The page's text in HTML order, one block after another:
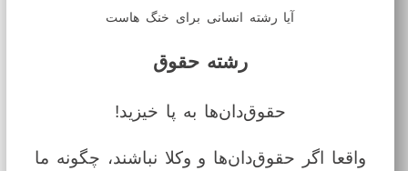
آیا رشته انسانی برای خنگ هاست
رشته حقوق
حقوق‌دان‌ها به پا خیزید!
واقعا اگر حقوق‌دان‌ها و وکلا نباشند، چگونه ما